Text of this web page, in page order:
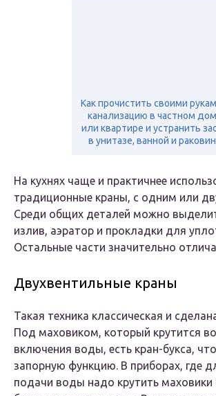
Как прочистить своими
канализацию в частном
или квартире и устранить
в унитазе, ванной и
На кухнях чаще и практичнее
традиционные краны, с одним или
Среди общих деталей можно
излив, аэратор и прокладки для
Остальные части значительно
Двухвентильные краны
Такая техника классическая и
Под маховиком, который крутится
включения воды, есть кран-букса,
запорную функцию. В приборах, где
подачи воды надо крутить маховики